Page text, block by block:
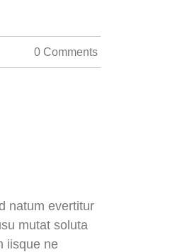
0 Comments
natum evertitur
mutat soluta
iisque ne